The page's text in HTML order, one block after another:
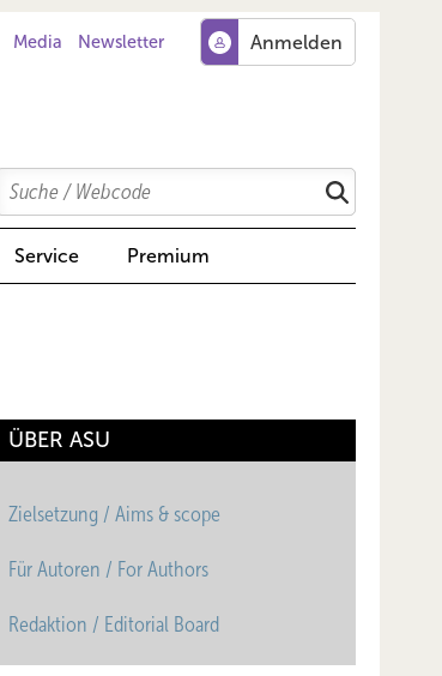
Media Newsletter
Search
Suchen
Service Premium
ÜBER ASU
Zielsetzung / Aims & scope
Für Autoren / For Authors
Redaktion / Editorial Board